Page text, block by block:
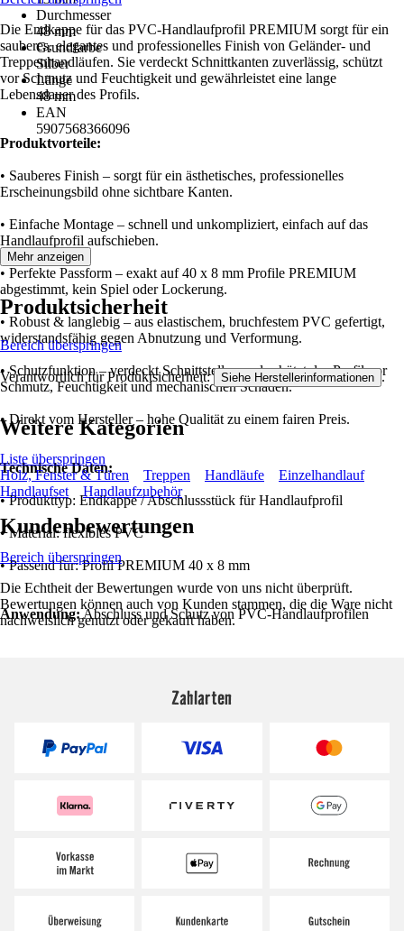
Durchmesser
48 mm
Grundfarbe
Silber
Länge
48 mm
EAN
5907568366096
Die Endkappe für das PVC-Handlaufprofil PREMIUM sorgt für ein
sauberes, elegantes und professionelles Finish von Geländer- und
Treppenhandläufen. Sie verdeckt Schnittkanten zuverlässig, schützt
vor Schmutz und Feuchtigkeit und gewährleistet eine lange
Lebensdauer des Profils.
Produktvorteile:
• Sauberes Finish – sorgt für ein ästhetisches, professionelles
Erscheinungsbild ohne sichtbare Kanten.
• Einfache Montage – schnell und unkompliziert, einfach auf das
Handlaufprofil aufschieben.
• Perfekte Passform – exakt auf 40 x 8 mm Profile PREMIUM
abgestimmt, kein Spiel oder Lockerung.
• Robust & langlebig – aus elastischem, bruchfestem PVC gefertigt,
widerstandsfähig gegen Abnutzung und Verformung.
• Schutzfunktion – verdeckt Schnittstellen und schützt das Profil vor
Schmutz, Feuchtigkeit und mechanischen Schäden.
• Direkt vom Hersteller – hohe Qualität zu einem fairen Preis.
Technische Daten:
• Produkttyp: Endkappe / Abschlussstück für Handlaufprofil
• Material: flexibles PVC
• Passend für: Profil PREMIUM 40 x 8 mm
Anwendung:Abschluss und Schutz von PVC-Handlaufprofilen
Mehr anzeigen
Produktsicherheit
Bereich überspringen
Verantwortlich für Produktsicherheit: Siehe Herstellerinformationen .
Weitere Kategorien
Liste überspringen
Holz, Fenster & Türen
Treppen Handläufe
Einzelhandlauf
Handlaufset
Handlaufzubehör
Kundenbewertungen
Bereich überspringen
Die Echtheit der Bewertungen wurde von uns nicht überprüft.
Bewertungen können auch von Kunden stammen, die die Ware nicht
nachweislich genutzt oder gekauft haben.
Zahlarten